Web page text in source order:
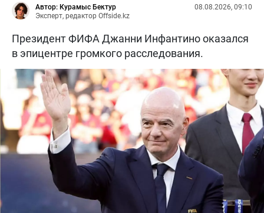
Автор: Курамыс Бектур
Эксперт, редактор Offside.kz
08.08.2026, 09:10
Президент ФИФА Джанни Инфантино оказался
в эпицентре громкого расследования.